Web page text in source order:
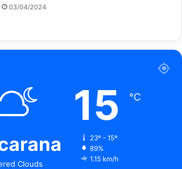
03/04/2024
Clouds
15 ℃
23º - 15º
89%
1.15 km/h